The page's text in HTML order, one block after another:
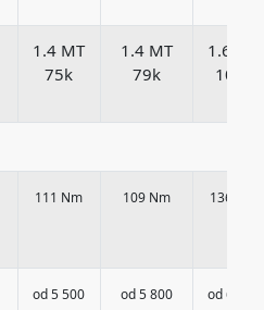
1.4 MT
75k
1.4 MT
79k
1.6 MT
103k
111 Nm 109 Nm 136 Nm
od 5 500
od 5 800
od 6 250